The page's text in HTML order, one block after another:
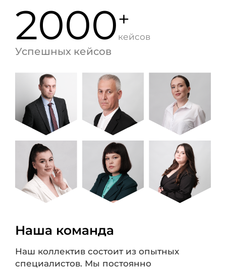
2000+
кейсов
Успешных кейсов
Наша команда
Наш коллектив состоит из опытных
специалистов. Мы постоянно